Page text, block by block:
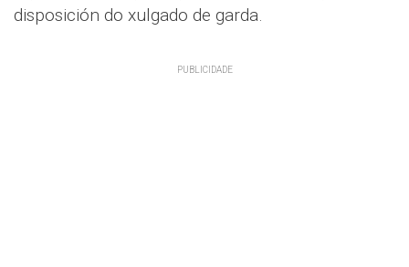
disposición do xulgado de garda.